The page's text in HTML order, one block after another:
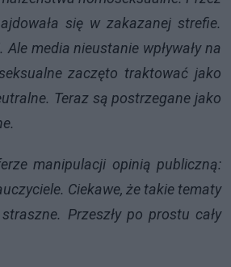
się w zakazanej strefie.
media nieustanie wpływały na
zaczęto traktować jako
Teraz są postrzegane jako
manipulacji opinią publiczną:
Ciekawe, że takie tematy
Przeszły po prostu cały